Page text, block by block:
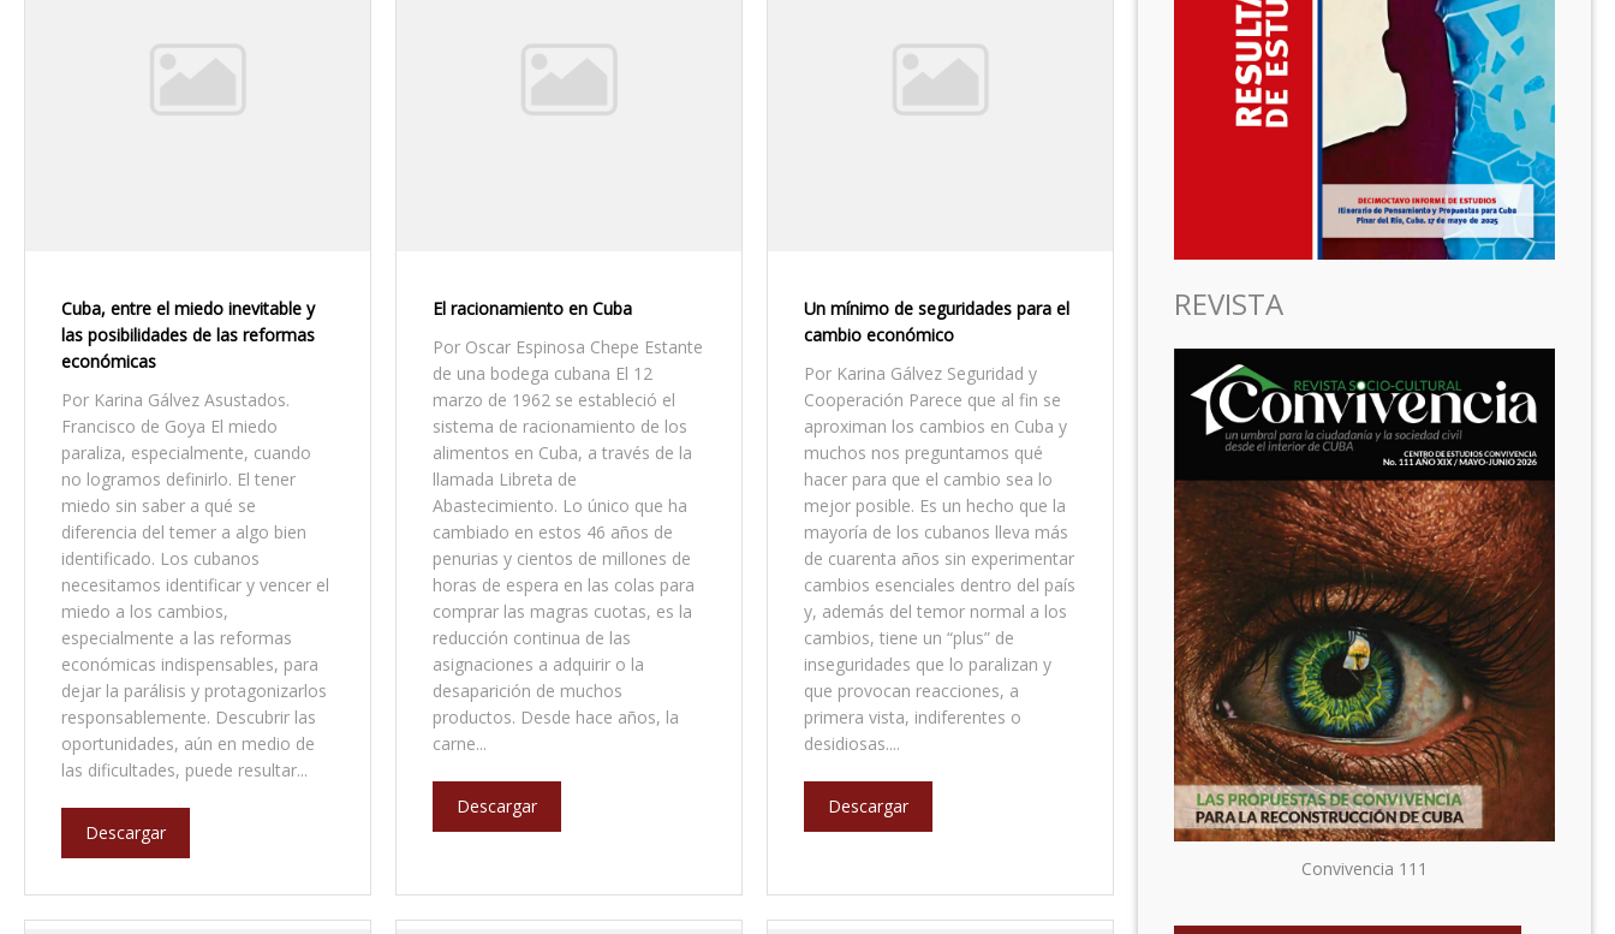
Cuba, entre el miedo inevitable y
las posibilidades de las reformas
económicas
Por Karina Gálvez Asustados.
Francisco de Goya El miedo
paraliza, especialmente, cuando
no logramos definirlo. El tener
miedo sin saber a qué se
diferencia del temer a algo bien
identificado. Los cubanos
necesitamos identificar y vencer el
miedo a los cambios,
especialmente a las reformas
económicas indispensables, para
dejar la parálisis y protagonizarlos
responsablemente. Descubrir las
oportunidades, aún en medio de
las dificultades, puede resultar...
Descargar
El racionamiento en Cuba
Por Oscar Espinosa Chepe Estante
de una bodega cubana El 12
marzo de 1962 se estableció el
sistema de racionamiento de los
alimentos en Cuba, a través de la
llamada Libreta de
Abastecimiento. Lo único que ha
cambiado en estos 46 años de
penurias y cientos de millones de
horas de espera en las colas para
comprar las magras cuotas, es la
reducción continua de las
asignaciones a adquirir o la
desaparición de muchos
productos. Desde hace años, la
carne...
Descargar
Un mínimo de seguridades para el
cambio económico
Por Karina Gálvez Seguridad y
Cooperación Parece que al fin se
aproximan los cambios en Cuba y
muchos nos preguntamos qué
hacer para que el cambio sea lo
mejor posible. Es un hecho que la
mayoría de los cubanos lleva más
de cuarenta años sin experimentar
cambios esenciales dentro del país
y, además del temor normal a los
cambios, tiene un “plus” de
inseguridades que lo paralizan y
que provocan reacciones, a
primera vista, indiferentes o
desidiosas....
Descargar
REVISTA
Convivencia 111